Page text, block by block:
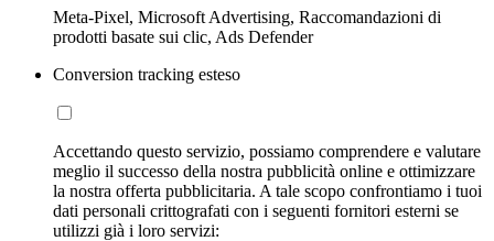
Meta-Pixel, Microsoft Advertising, Raccomandazioni di
prodotti basate sui clic, Ads Defender
Conversion tracking esteso
Accettando questo servizio, possiamo comprendere e valutare
meglio il successo della nostra pubblicità online e ottimizzare
la nostra offerta pubblicitaria. A tale scopo confrontiamo i tuoi
dati personali crittografati con i seguenti fornitori esterni se
utilizzi già i loro servizi: